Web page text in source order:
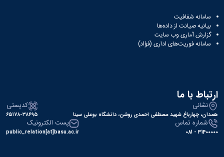
فرهنگی
پلیس
فهرست
نشریات
سامانه شفافیت
بیانیه صیانت از داده‌ها
گزارش آماری وب‌ سایت
سامانه فوریت‌های اداری (فؤاد)
ارتباط با ما
نشانی
همدان، چهارباغ شهید مصطفی احمدی روشن، دانشگاه بوعلی سینا
کدپستی
۶۵۱۷۸-۳۸۶۹۵
شماره تماس
31400000 - 081
پست الکترونیک
public_relation[at]basu.ac.ir